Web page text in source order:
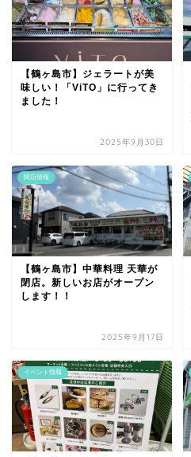
【鶴ヶ島市】ジェラートが美
味しい！「ViTO」に行ってき
ました！
2025年9月30日
閉店情報
【鶴ヶ島市】中華料理 天華が
閉店。新しいお店がオープン
します！！
2025年9月17日
イベント情報